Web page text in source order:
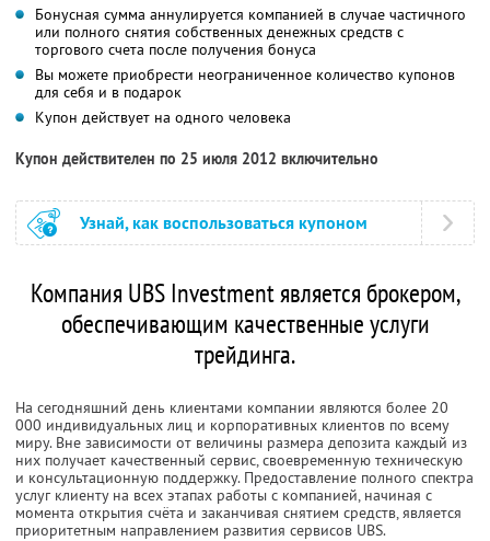
Бонусная сумма аннулируется компанией в случае частичного
или полного снятия собственных денежных средств с
торгового счета после получения бонуса
Вы можете приобрести неограниченное количество купонов
для себя и в подарок
Купон действует на одного человека
Купон действителен по 25 июля 2012 включительно
Узнай, как воспользоваться купоном
Компания UBS Investment является брокером,
обеспечивающим качественные услуги
трейдинга.
На сегодняшний день клиентами компании являются более 20
000 индивидуальных лиц и корпоративных клиентов по всему
миру. Вне зависимости от величины размера депозита каждый из
них получает качественный сервис, своевременную техническую
и консультационную поддержку. Предоставление полного спектра
услуг клиенту на всех этапах работы с компанией, начиная с
момента открытия счёта и заканчивая снятием средств, является
приоритетным направлением развития сервисов UBS.